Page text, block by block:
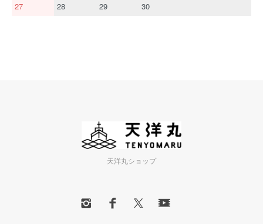
27
28 29 30
天洋丸ショップ